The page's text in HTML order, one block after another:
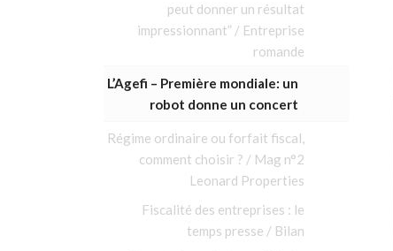
peut donner un résultat
impressionnant” / Entreprise
romande
L’Agefi – Première mondiale: un
robot donne un concert
Régime ordinaire ou forfait fiscal,
comment choisir ? / Mag n°2
Leonard Properties
Fiscalité des entreprises : le
temps presse / Bilan